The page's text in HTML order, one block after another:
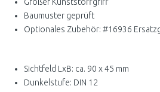
Baumuster geprüft
Optionales Zubehör: #16936
Sichtfeld LxB: ca. 90 x 45 mm
Dunkelstufe: DIN 12